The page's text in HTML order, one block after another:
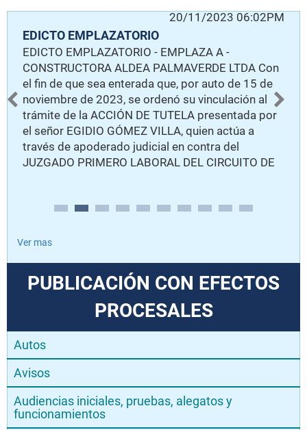
20/11/2023 06:02PM
EDICTO EMPLAZATORIO
EDICTO EMPLAZATORIO - EMPLAZA A -
CONSTRUCTORA ALDEA PALMAVERDE LTDA Con
el fin de que sea enterada que, por auto de 15 de
noviembre de 2023, se ordenó su vinculación al
trámite de la ACCIÓN DE TUTELA presentada por
el señor EGIDIO GÓMEZ VILLA, quien actúa a
través de apoderado judicial en contra del
JUZGADO PRIMERO LABORAL DEL CIRCUITO DE
22 05 000 2023 0010034 00. Lo anterior, a fin de
contradicción, toda vez que la decisión que se
vincula a la actuación aquí cuestionada. A la
sociedad emplazada se le concede el término de
un (01) día para contestar, contado a partir de la
aludida publicación. Atendiendo a la perentoriedad
de la acción de tutela, el emplazamiento se
entenderá surtido al finalizar del día de publicada
la información. La presente acción de tutela, la
Flórez, del Tribunal Superior de Medellín, Sala
laboral.
Ver mas
PUBLICACIÓN CON EFECTOS
PROCESALES
Autos
Avisos
Audiencias iniciales, pruebas, alegatos y
funcionamientos